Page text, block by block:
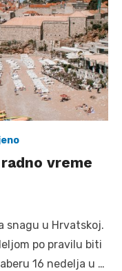
vreme
snagu u Hrvatskoj.
po pravilu biti
16 nedelja u …